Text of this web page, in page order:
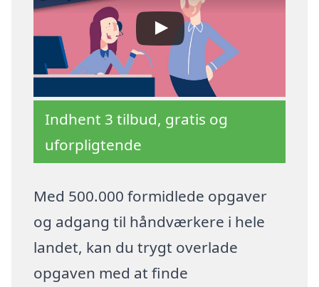
Indhent 3 tilbud, gratis og
uforpligtende
Med 500.000 formidlede opgaver
og adgang til håndværkere i hele
landet, kan du trygt overlade
opgaven med at finde